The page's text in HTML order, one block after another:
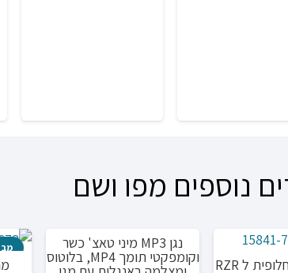
נוספים מפו ושם
רצועת וריאטור חלופית ל RZR
מבצע! נגן MP3 מיני טאצ' כשר
וקומפקטי תומך MP4, בלוטוס